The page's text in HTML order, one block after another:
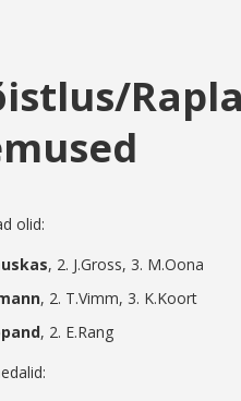
olid:
, 2. J.Gross, 3. M.Oona
, 2. T.Vimm, 3. K.Koort
, 2. E.Rang